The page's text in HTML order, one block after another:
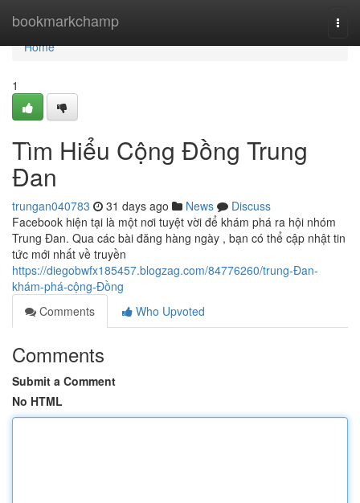
bookmarkchamp
Home
Home
1
Tìm Hiểu Cộng Đồng Trung
Đan
trungan040783 31 days ago News
Discuss
Facebook hiện tại là một nơi tuyệt vời để khám phá ra hội nhóm
Trung Đan. Qua các bài đăng hàng ngày , bạn có thể cập nhật tin
tức mới nhất về truyền
https://diegobwfx185457.blogzag.com/84776260/trung-Đan-
khám-phá-cộng-Đồng
Comments
Who Upvoted
Comments
Submit a Comment
No HTML